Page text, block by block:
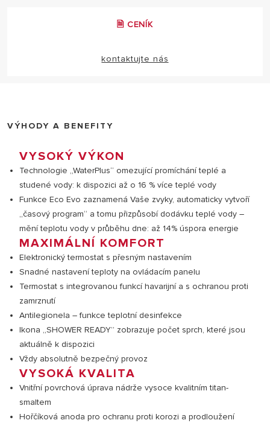
🗎 CENÍK
kontaktujte nás
VÝHODY A BENEFITY
VYSOKÝ VÝKON
Technologie „WaterPlus“ omezující promíchání teplé a
studené vody: k dispozici až o 16 % více teplé vody
Funkce Eco Evo zaznamená Vaše zvyky, automaticky vytvoří
„časový program“ a tomu přizpůsobí dodávku teplé vody –
mění teplotu vody v průběhu dne: až 14% úspora energie
MAXIMÁLNÍ KOMFORT
Elektronický termostat s přesným nastavením
Snadné nastavení teploty na ovládacím panelu
Termostat s integrovanou funkcí havarijní a s ochranou proti
zamrznutí
Antilegionela – funkce teplotní desinfekce
Ikona „SHOWER READY” zobrazuje počet sprch, které jsou
aktuálně k dispozici
Vždy absolutně bezpečný provoz
VYSOKÁ KVALITA
Vnitřní povrchová úprava nádrže vysoce kvalitním titan-
smaltem
Hořčíková anoda pro ochranu proti korozi a prodloužení